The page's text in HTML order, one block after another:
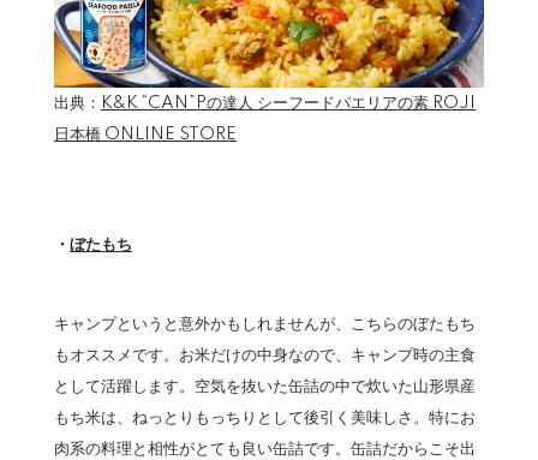
出典： K&K “CAN”Pの達人 シーフードパエリアの素 ROJI
日本橋 ONLINE STORE
・ ぼたもち
キャンプというと意外かもしれませんが、こちらのぼたもち
もオススメです。お米だけの中身なので、キャンプ時の主食
として活躍します。空気を抜いた缶詰の中で炊いた山形県産
もち米は、ねっとりもっちりとして後引く美味しさ。特にお
肉系の料理と相性がとても良い缶詰です。缶詰だからこそ出